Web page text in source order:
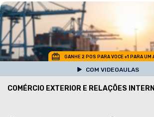
GANHE 2 POS PARA VOCE +1 PARA UM
COM VIDEOAULAS
COMÉRCIO EXTERIOR E RELAÇÕES